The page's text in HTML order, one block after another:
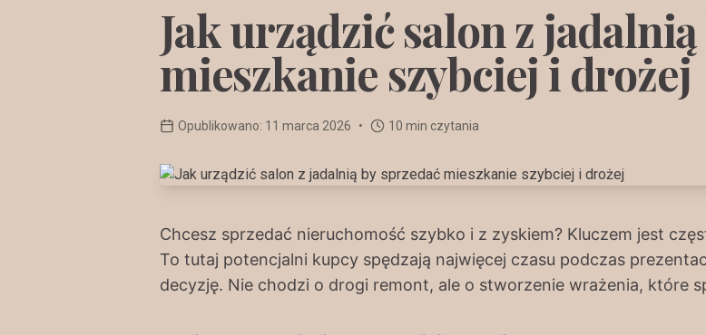
Jak urządzić salon z
mieszkanie szybciej i drożej
Opublikowano: 11 marca 2026 • 10 min czytania
Chcesz sprzedać nieruchomość szybko i z zyskiem? Kluczem jest
To tutaj potencjalni kupcy spędzają najwięcej czasu podczas
decyzję. Nie chodzi o drogi remont, ale o stworzenie wrażenia, które